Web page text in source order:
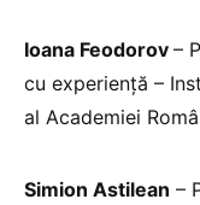
Ioana Feodorov –
cu experiență –
al Academiei
Simion Astilean –